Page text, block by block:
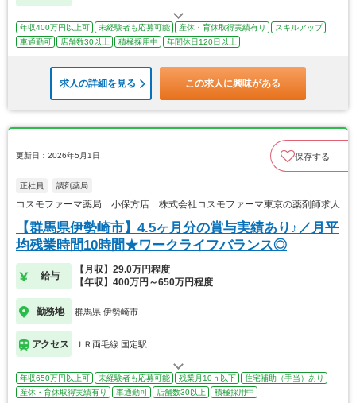
年収400万円以上可 未経験者も応募可能 産休・育休取得実績有り
スキルアップ
車通勤可
店舗数30以上 積極採用中 年間休日120日以上
求人の詳細を見る この求人に興味がある
更新日：2026年5月1日 保存する
正社員 調剤薬局
コスモファーマ薬局 小保方店 株式会社コスモファーマ東京の薬剤師求人
【群馬県伊勢崎市】4.5ヶ月分の賞与実績あり♪／月平
均残業時間10時間★ワークライフバランス◎
給与
【月収】29.0万円程度
【年収】400万円～650万円程度
勤務地 群馬県 伊勢崎市
アクセス ＪＲ両毛線 国定駅
年収650万円以上可 未経験者も応募可能 残業月10ｈ以下
住宅補助（手当）あり
産休・育休取得実績有り
車通勤可 店舗数30以上 積極採用中